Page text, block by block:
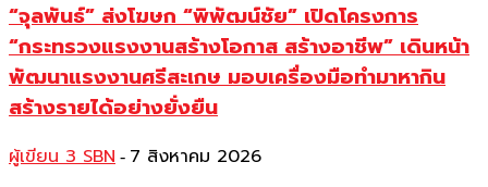
“จุลพันธ์” ส่งโฆษก “พิพัฒน์ชัย” เปิดโครงการ
“กระทรวงแรงงานสร้างโอกาส สร้างอาชีพ” เดินหน้า
พัฒนาแรงงานศรีสะเกษ มอบเครื่องมือทำมาหากิน
สร้างรายได้อย่างยั่งยืน
ผู้เขียน 3 SBN - 7 สิงหาคม 2026